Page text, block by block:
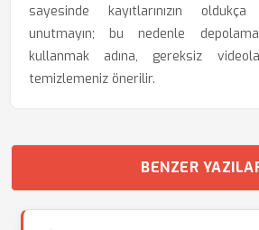
sayesinde kayıtlarınızın oldukça
unutmayın; bu nedenle
kullanmak adına, gereksiz
temizlemeniz önerilir.
BENZER